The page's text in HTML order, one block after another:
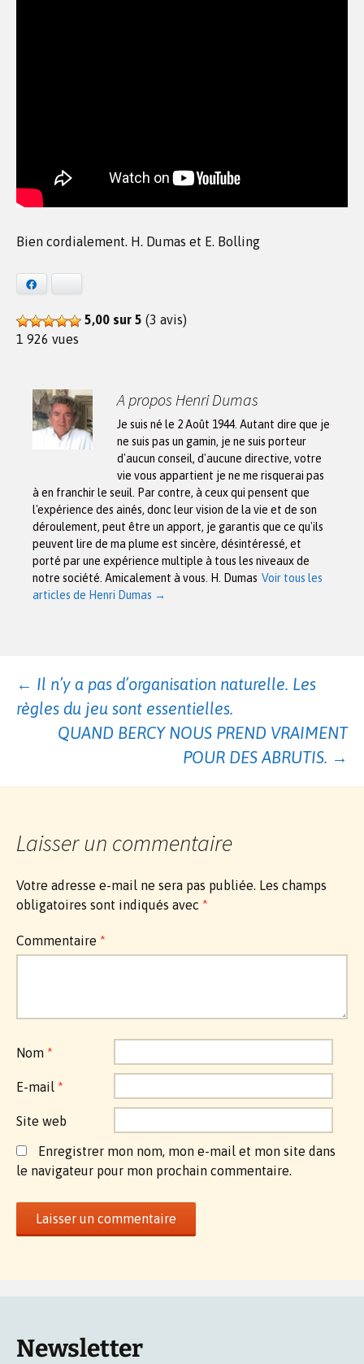
Bien cordialement. H. Dumas et E. Bolling
5,00 sur 5 (3 avis)
1 926 vues
A propos Henri Dumas
Je suis né le 2 Août 1944. Autant dire que je
ne suis pas un gamin, je ne suis porteur
d'aucun conseil, d'aucune directive, votre
vie vous appartient je ne me risquerai pas
à en franchir le seuil. Par contre, à ceux qui pensent que
l'expérience des ainés, donc leur vision de la vie et de son
déroulement, peut être un apport, je garantis que ce qu'ils
peuvent lire de ma plume est sincère, désintéressé, et
porté par une expérience multiple à tous les niveaux de
notre société. Amicalement à vous. H. Dumas Voir tous les
articles de Henri Dumas →
Navigation
des
articles
← Il n’y a pas d’organisation naturelle. Les
règles du jeu sont essentielles.
QUAND BERCY NOUS PREND VRAIMENT
POUR DES ABRUTIS. →
Laisser un commentaire
Votre adresse e-mail ne sera pas publiée. Les champs
obligatoires sont indiqués avec *
Commentaire *
Nom *
E-mail *
Site web
Enregistrer mon nom, mon e-mail et mon site dans
le navigateur pour mon prochain commentaire.
Newsletter